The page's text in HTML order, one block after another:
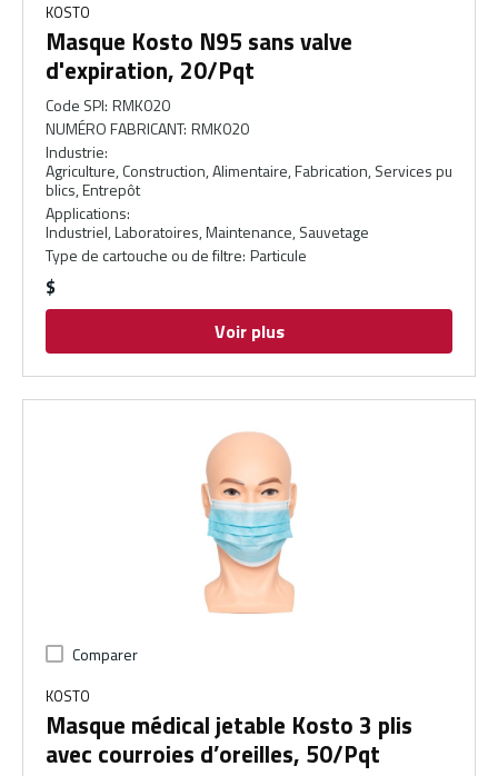
KOSTO
Masque Kosto N95 sans valve
d'expiration, 20/Pqt
Code SPI: RMK020
NUMÉRO FABRICANT: RMK020
Industrie:
Agriculture, Construction, Alimentaire, Fabrication, Services pu
blics, Entrepôt
Applications:
Industriel, Laboratoires, Maintenance, Sauvetage
Type de cartouche ou de filtre: Particule
$
Voir plus
Comparer
KOSTO
Masque médical jetable Kosto 3 plis
avec courroies d’oreilles, 50/Pqt